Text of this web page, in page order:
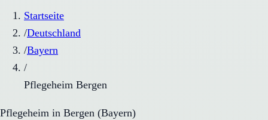
Startseite
/Deutschland
/Bayern
/
Pflegeheim Bergen
Pflegeheim in Bergen (Bayern)